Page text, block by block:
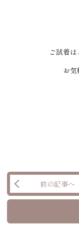
ご試着
お
前の記事へ